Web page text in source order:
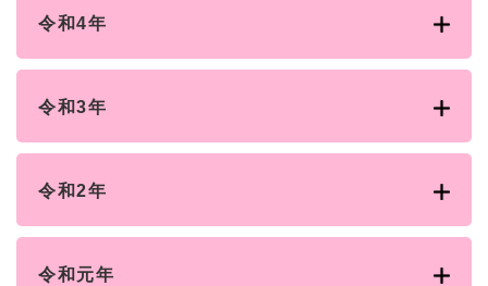
令和4年
令和3年
令和2年
令和元年